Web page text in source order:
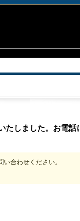
しました。お電話
合わせください。